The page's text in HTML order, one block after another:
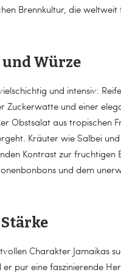
Brennkultur, die weltweit
und Würze
und intensiv:
Zuckerwatte und einer
Obstsalat aus tropischen
Kräuter wie Salbei
Kontrast zur fruchtigen
und dem
Charakter Jamaikas
pur eine faszinierende